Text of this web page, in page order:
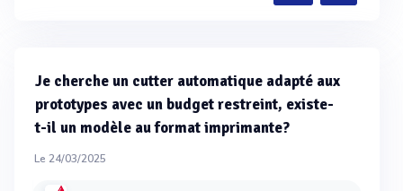
Je cherche un cutter automatique adapté aux
prototypes avec un budget restreint, existe-
t-il un modèle au format imprimante?
Le 24/03/2025